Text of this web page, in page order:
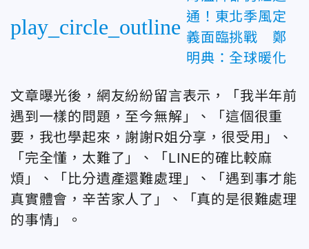
play_circle_outline 通！東北季風定
義面臨挑戰 鄭
明典：全球暖化
文章曝光後，網友紛紛留言表示，「我半年前
遇到一樣的問題，至今無解」、「這個很重
要，我也學起來，謝謝R姐分享，很受用」、
「完全懂，太難了」、「LINE的確比較麻
煩」、「比分遺產還難處理」、「遇到事才能
真實體會，辛苦家人了」、「真的是很難處理
的事情」。